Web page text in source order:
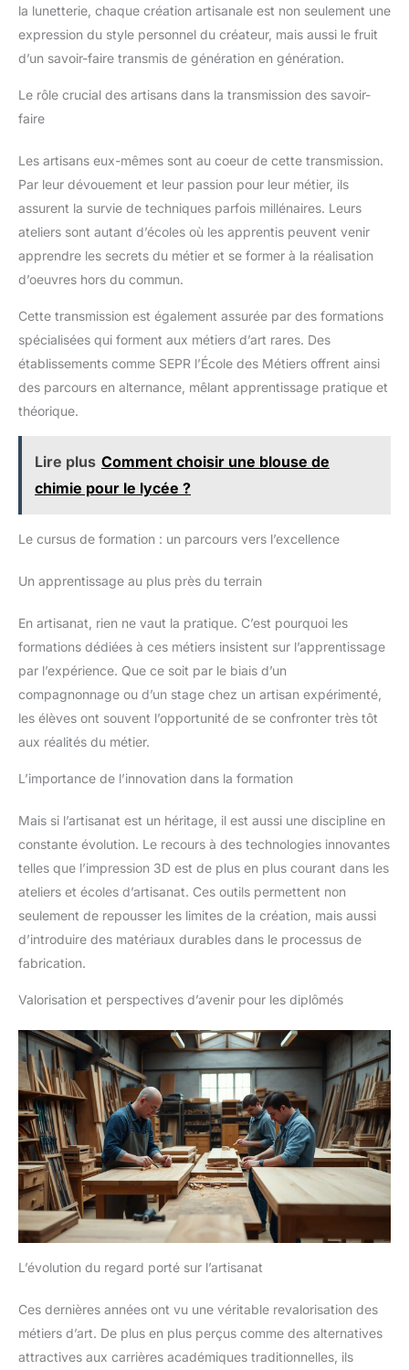
la lunetterie, chaque création artisanale est non seulement une
expression du style personnel du créateur, mais aussi le fruit
d’un savoir-faire transmis de génération en génération.
Le rôle crucial des artisans dans la transmission des savoir-
faire
Les artisans eux-mêmes sont au coeur de cette transmission.
Par leur dévouement et leur passion pour leur métier, ils
assurent la survie de techniques parfois millénaires. Leurs
ateliers sont autant d’écoles où les apprentis peuvent venir
apprendre les secrets du métier et se former à la réalisation
d’oeuvres hors du commun.
Cette transmission est également assurée par des formations
spécialisées qui forment aux métiers d’art rares. Des
établissements comme SEPR l’École des Métiers offrent ainsi
des parcours en alternance, mêlant apprentissage pratique et
théorique.
Lire plus Comment choisir une blouse de
chimie pour le lycée ?
Le cursus de formation : un parcours vers l’excellence
Un apprentissage au plus près du terrain
En artisanat, rien ne vaut la pratique. C’est pourquoi les
formations dédiées à ces métiers insistent sur l’apprentissage
par l’expérience. Que ce soit par le biais d’un
compagnonnage ou d’un stage chez un artisan expérimenté,
les élèves ont souvent l’opportunité de se confronter très tôt
aux réalités du métier.
L’importance de l’innovation dans la formation
Mais si l’artisanat est un héritage, il est aussi une discipline en
constante évolution. Le recours à des technologies innovantes
telles que l’impression 3D est de plus en plus courant dans les
ateliers et écoles d’artisanat. Ces outils permettent non
seulement de repousser les limites de la création, mais aussi
d’introduire des matériaux durables dans le processus de
fabrication.
Valorisation et perspectives d’avenir pour les diplômés
L’évolution du regard porté sur l’artisanat
Ces dernières années ont vu une véritable revalorisation des
métiers d’art. De plus en plus perçus comme des alternatives
attractives aux carrières académiques traditionnelles, ils